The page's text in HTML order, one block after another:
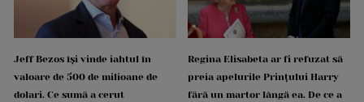
Jeff Bezos își vinde iahtul în
valoare de 500 de milioane de
dolari. Ce sumă a cerut
Regina Elisabeta ar fi refuzat să
preia apelurile Prințului Harry
fără un martor lângă ea. De ce a